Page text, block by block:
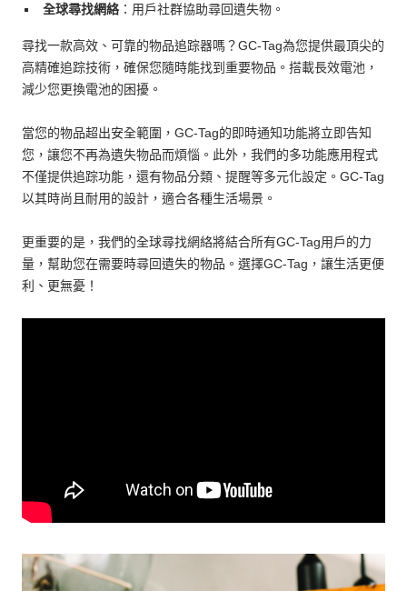
全球尋找網絡：用戶社群協助尋回遺失物。
尋找一款高效、可靠的物品追踪器嗎？GC-Tag為您提供最頂尖的
高精確追踪技術，確保您隨時能找到重要物品。搭載長效電池，
減少您更換電池的困擾。
當您的物品超出安全範圍，GC-Tag的即時通知功能將立即告知
您，讓您不再為遺失物品而煩惱。此外，我們的多功能應用程式
不僅提供追踪功能，還有物品分類、提醒等多元化設定。GC-Tag
以其時尚且耐用的設計，適合各種生活場景。
更重要的是，我們的全球尋找網絡將結合所有GC-Tag用戶的力
量，幫助您在需要時尋回遺失的物品。選擇GC-Tag，讓生活更便
利、更無憂！